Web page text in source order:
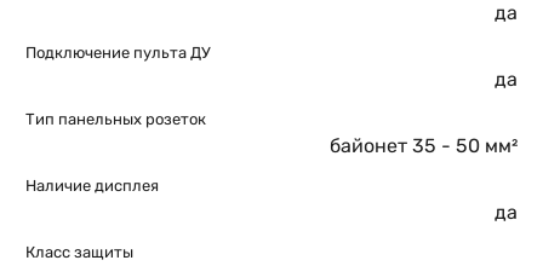
да
Подключение пульта ДУ
да
Тип панельных розеток
байонет 35 - 50 мм²
Наличие дисплея
да
Класс защиты